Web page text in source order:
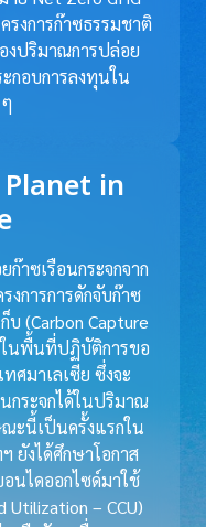
รงการก๊าซธรรมชาติ
งปริมาณการปล่อย
กอบการลงทุนใน
in
าซเรือนกระจกจาก
งการการดักจับก๊าซ
(Carbon Capture
ในพื้นที่ปฏิบัติการขอ
ศมาเลเซีย ซึ่งจะ
กระจกได้ในปริมาณ
ะนี้เป็นครั้งแรกใน
ยังได้ศึกษาโอกาส
นไดออกไซด์มาใช้
Utilization – CCU)